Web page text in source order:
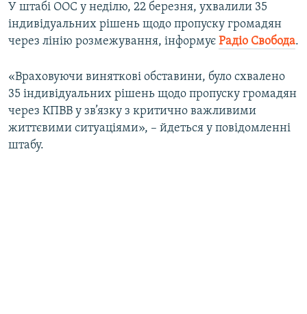
Усі сайти RFE/RL
У штабі ООС у неділю, 22 березня, ухвалили 35
індивідуальних рішень щодо пропуску громадян
через лінію розмежування, інформує Радіо Свобода.
«Враховуючи виняткові обставини, було схвалено
35 індивідуальних рішень щодо пропуску громадян
через КПВВ у зв’язку з критично важливими
життєвими ситуаціями», – йдеться у повідомленні
штабу.